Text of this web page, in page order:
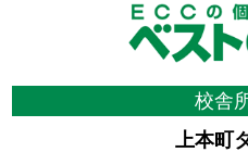
校舎
上本町